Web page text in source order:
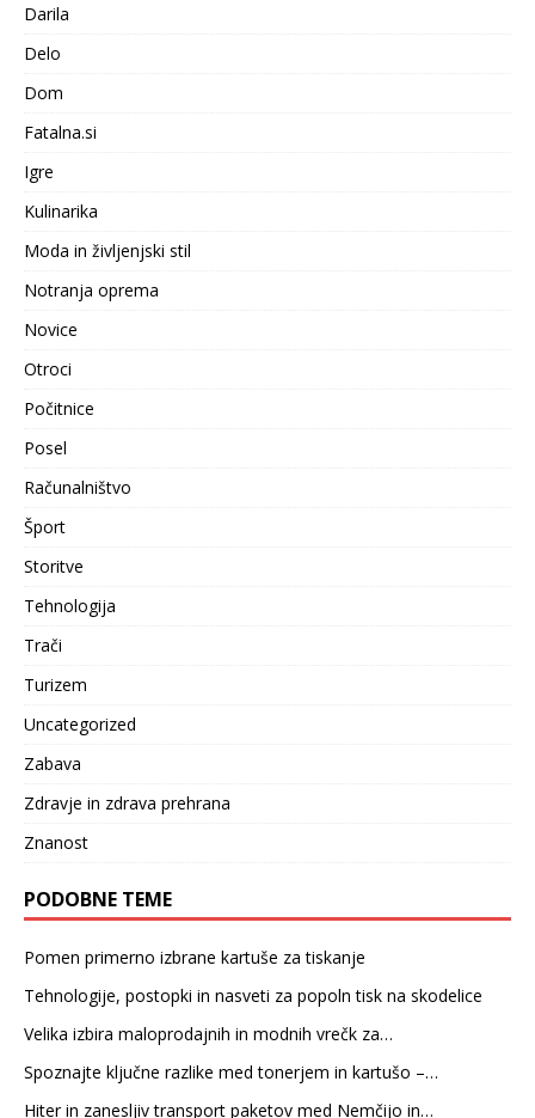
Darila
Delo
Dom
Fatalna.si
Igre
Kulinarika
Moda in življenjski stil
Notranja oprema
Novice
Otroci
Počitnice
Posel
Računalništvo
Šport
Storitve
Tehnologija
Trači
Turizem
Uncategorized
Zabava
Zdravje in zdrava prehrana
Znanost
PODOBNE TEME
Pomen primerno izbrane kartuše za tiskanje
Tehnologije, postopki in nasveti za popoln tisk na skodelice
Velika izbira maloprodajnih in modnih vrečk za…
Spoznajte ključne razlike med tonerjem in kartušo –…
Hiter in zanesljiv transport paketov med Nemčijo in…